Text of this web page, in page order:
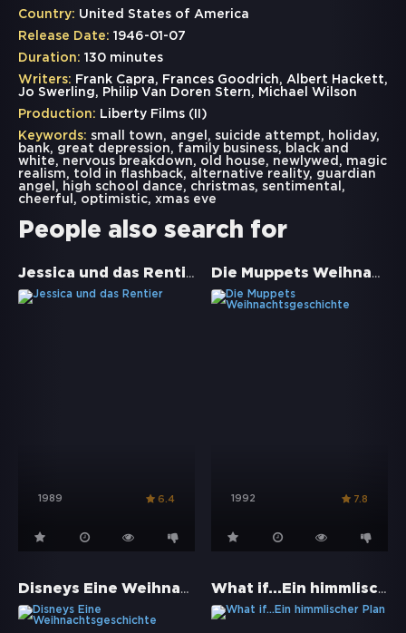
Country: United States of America
Release Date: 1946-01-07
Duration: 130 minutes
Writers: Frank Capra, Frances Goodrich, Albert Hackett,
Jo Swerling, Philip Van Doren Stern, Michael Wilson
Production: Liberty Films (II)
Keywords: small town, angel , suicide attempt, holiday,
bank, great depression, family business, black and
white, nervous breakdown, old house, newlywed , magic
realism, told in flashback, alternative reality, guardian
angel , high school dance, christmas, sentimental ,
cheerful , optimistic, xmas eve
People also search for
Jessica und das Rentier
1989 6.4
Die Muppets Weihnachtsgeschichte
1992 7.8
Disneys Eine Weihnachtsgeschichte What if...Ein himmlischer Plan